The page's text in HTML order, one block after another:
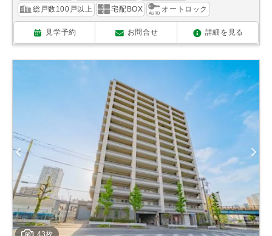
総戸数100戸以上 宅配BOX オートロック
見学予約 お問合せ 詳細を見る